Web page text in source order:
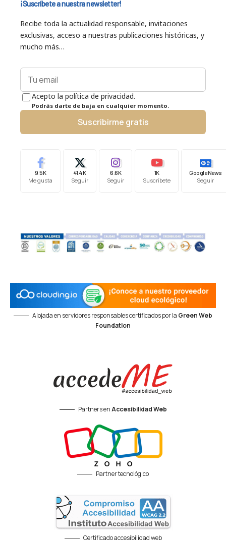
¡Suscríbete a nuestra newsletter!
Recibe toda la actualidad responsable, invitaciones
exclusivas, acceso a nuestras publicaciones históricas, y
mucho más…
Acepto la política de privacidad.
Podrás darte de baja en cualquier momento.
Suscribirme gratis
9.5K
Me gusta
41.4K
Seguir
6.6K
Seguir
1K
Suscríbete
Google News
Seguir
Alojada en servidores responsables certificados por la Green Web
Foundation
Partners enAccesibilidad Web
Partner tecnológico
Certificado accesibilidad web